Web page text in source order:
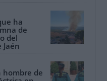
ha
de
del
hombre de